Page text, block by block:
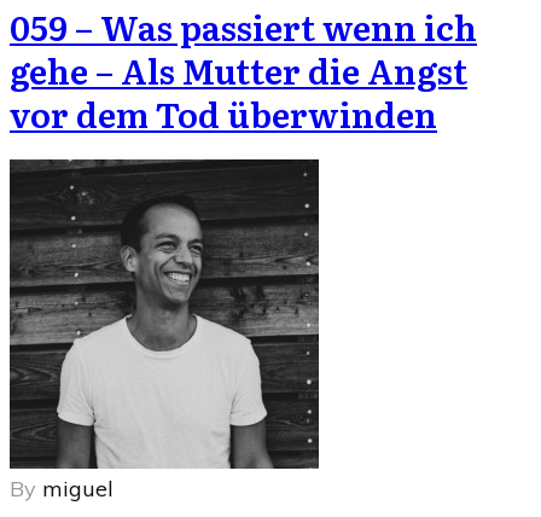
059 – Was passiert wenn ich
gehe – Als Mutter die Angst
vor dem Tod überwinden
By miguel